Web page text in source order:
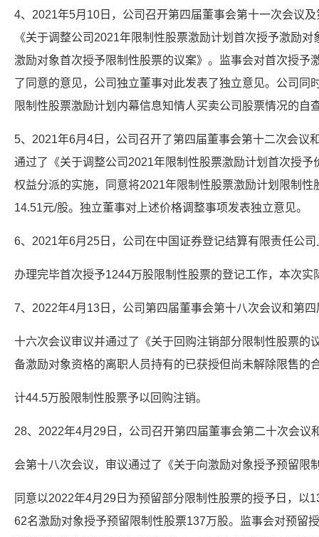
4、2021年5月10日，公司召开第四届董事会第十一次会议
《关于调整公司2021年限制性股票激励计划首次授予激励
激励对象首次授予限制性股票的议案》。监事会对首次授予
了同意的意见，公司独立董事对此发表了独立意见。公司同
限制性股票激励计划内幕信息知情人买卖公司股票情况的自
5、2021年6月4日，公司召开了第四届董事会第十二次会议
通过了《关于调整公司2021年限制性股票激励计划首次授
权益分派的实施，同意将2021年限制性股票激励计划限制性
14.51元/股。独立董事对上述价格调整事项发表独立意见。
6、2021年6月25日，公司在中国证券登记结算有限责任公
办理完毕首次授予1244万股限制性股票的登记工作，本次实
7、2022年4月13日，公司第四届董事会第十八次会议和第
十六次会议审议并通过了《关于回购注销部分限制性股票的
备激励对象资格的离职人员持有的已获授但尚未解除限售的
计44.5万股限制性股票予以回购注销。
28、2022年4月29日，公司召开第四届董事会第二十次会议
会第十八次会议，审议通过了《关于向激励对象授予预留限
同意以2022年4月29日为预留部分限制性股票的授予日，以
62名激励对象授予预留限制性股票137万股。监事会对预留